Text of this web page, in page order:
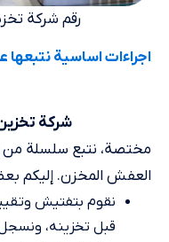
رقم شركة
اجراءات اساسية
شركة
مختصة، نتبع سلسلة من
العفش المخزن. إليكم
نقوم بتفتيش
قبل تخزينه،